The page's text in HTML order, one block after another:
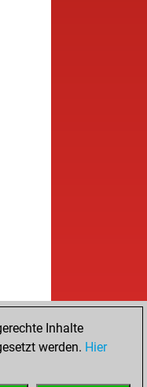
Inhalte
werden. Hier